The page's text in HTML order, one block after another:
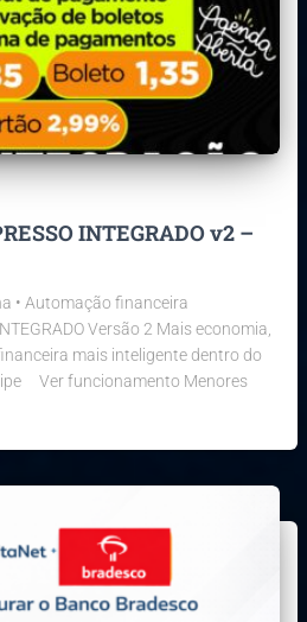
INTEGRADO v2 –
• Automação financeira
Versão 2 Mais economia,
mais inteligente dentro do
Ver funcionamento Menores